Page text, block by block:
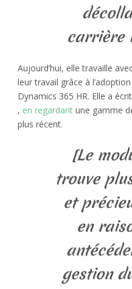
carrière
Aujourd’hui, elle travaille
leur travail grâce à
Dynamics 365 HR. Elle a
, en regardant une gamme
plus récent.
[Le
trouve
et
en
gestion